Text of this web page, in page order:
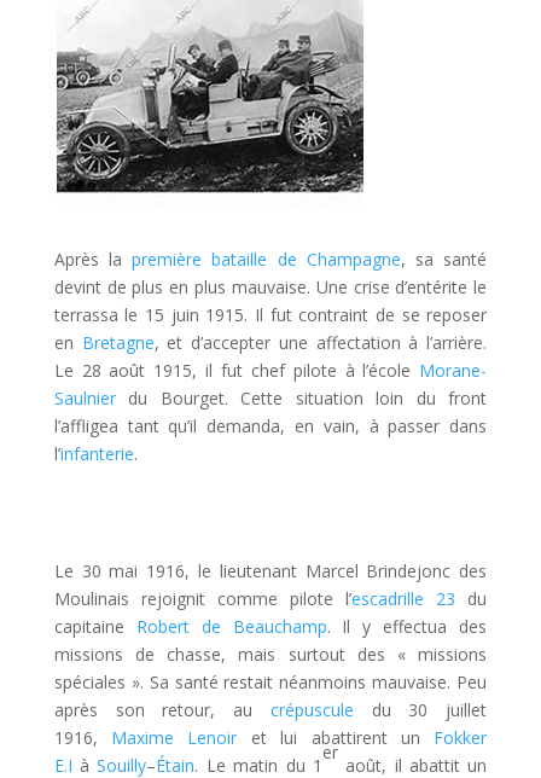
Après lapremière bataille de Champagne, sa santé
devint de plus en plus mauvaise. Une crise d’entérite le
terrassa le 15 juin 1915. Il fut contraint de se reposer
en Bretagne, et d’accepter une affectation à l’arrière.
Le 28 août 1915, il fut chef pilote à l’école Morane-
Saulnierdu Bourget. Cette situation loin du front
l’affligea tant qu’il demanda, en vain, à passer dans
l’infanterie.
Le 30 mai 1916, le lieutenant Marcel Brindejonc des
Moulinais rejoignit comme pilote l’escadrille 23 du
capitaine Robert de Beauchamp. Il y effectua des
missions de chasse, mais surtout des « missions
spéciales ». Sa santé restait néanmoins mauvaise. Peu
après son retour, au crépuscule du 30 juillet
1916, Maxime Lenoir et lui abattirent un Fokker
E.I àSouilly–Étain. Le matin du 1
er
août, il abattit un